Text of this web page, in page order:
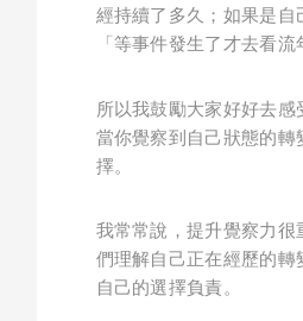
經持續了多久；如果是
「等事件發生了才去看流
所以我鼓勵大家好好去感
當你覺察到自己狀態的
擇。
我常常說，提升覺察力
們理解自己正在經歷的
自己的選擇負責。